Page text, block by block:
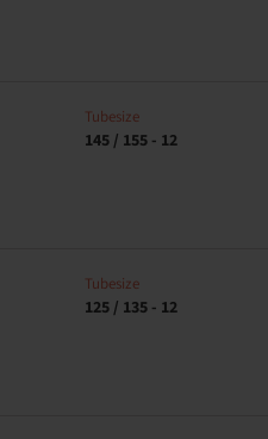
Tubesize
145 / 155 - 12
Tubesize
125 / 135 - 12